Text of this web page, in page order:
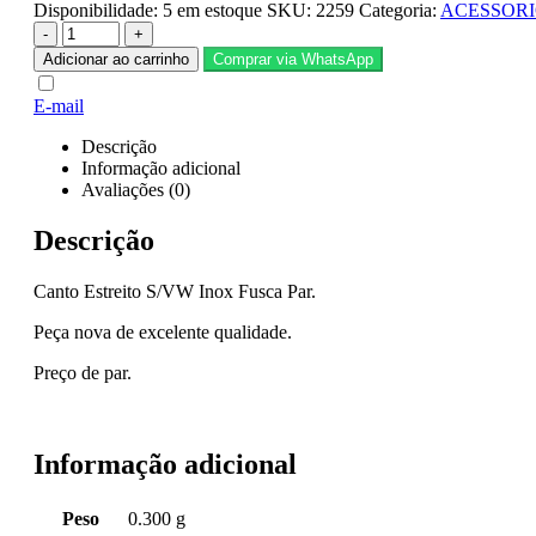
Disponibilidade: 5 em estoque SKU: 2259 Categoria:
-
+
Adicionar ao carrinho
Comprar via WhatsApp
E-mail
Descrição
Informação adicional
Avaliações (0)
Descrição
Canto Estreito S/VW Inox Fusca Par.
Peça nova de excelente qualidade.
Preço de par.
Informação adicional
Peso
0.300 g